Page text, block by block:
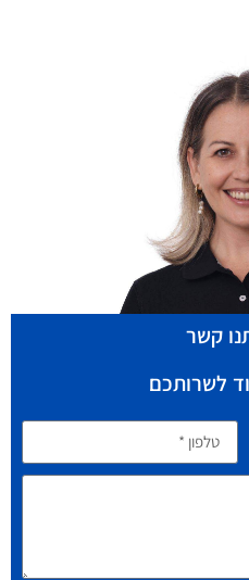
קשר
לשרותכם